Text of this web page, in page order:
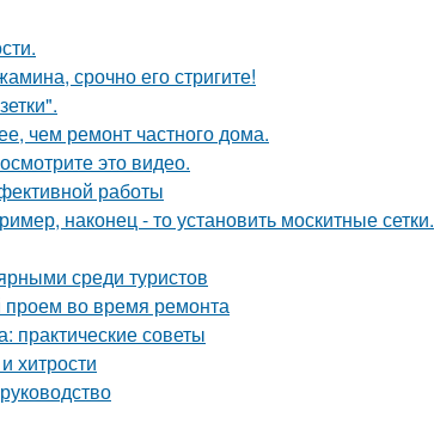
срочно его стригите!
чем ремонт частного дома.
это видео.
работы
наконец - то установить москитные сетки.
среди туристов
проем во время ремонта
практические советы
хитрости